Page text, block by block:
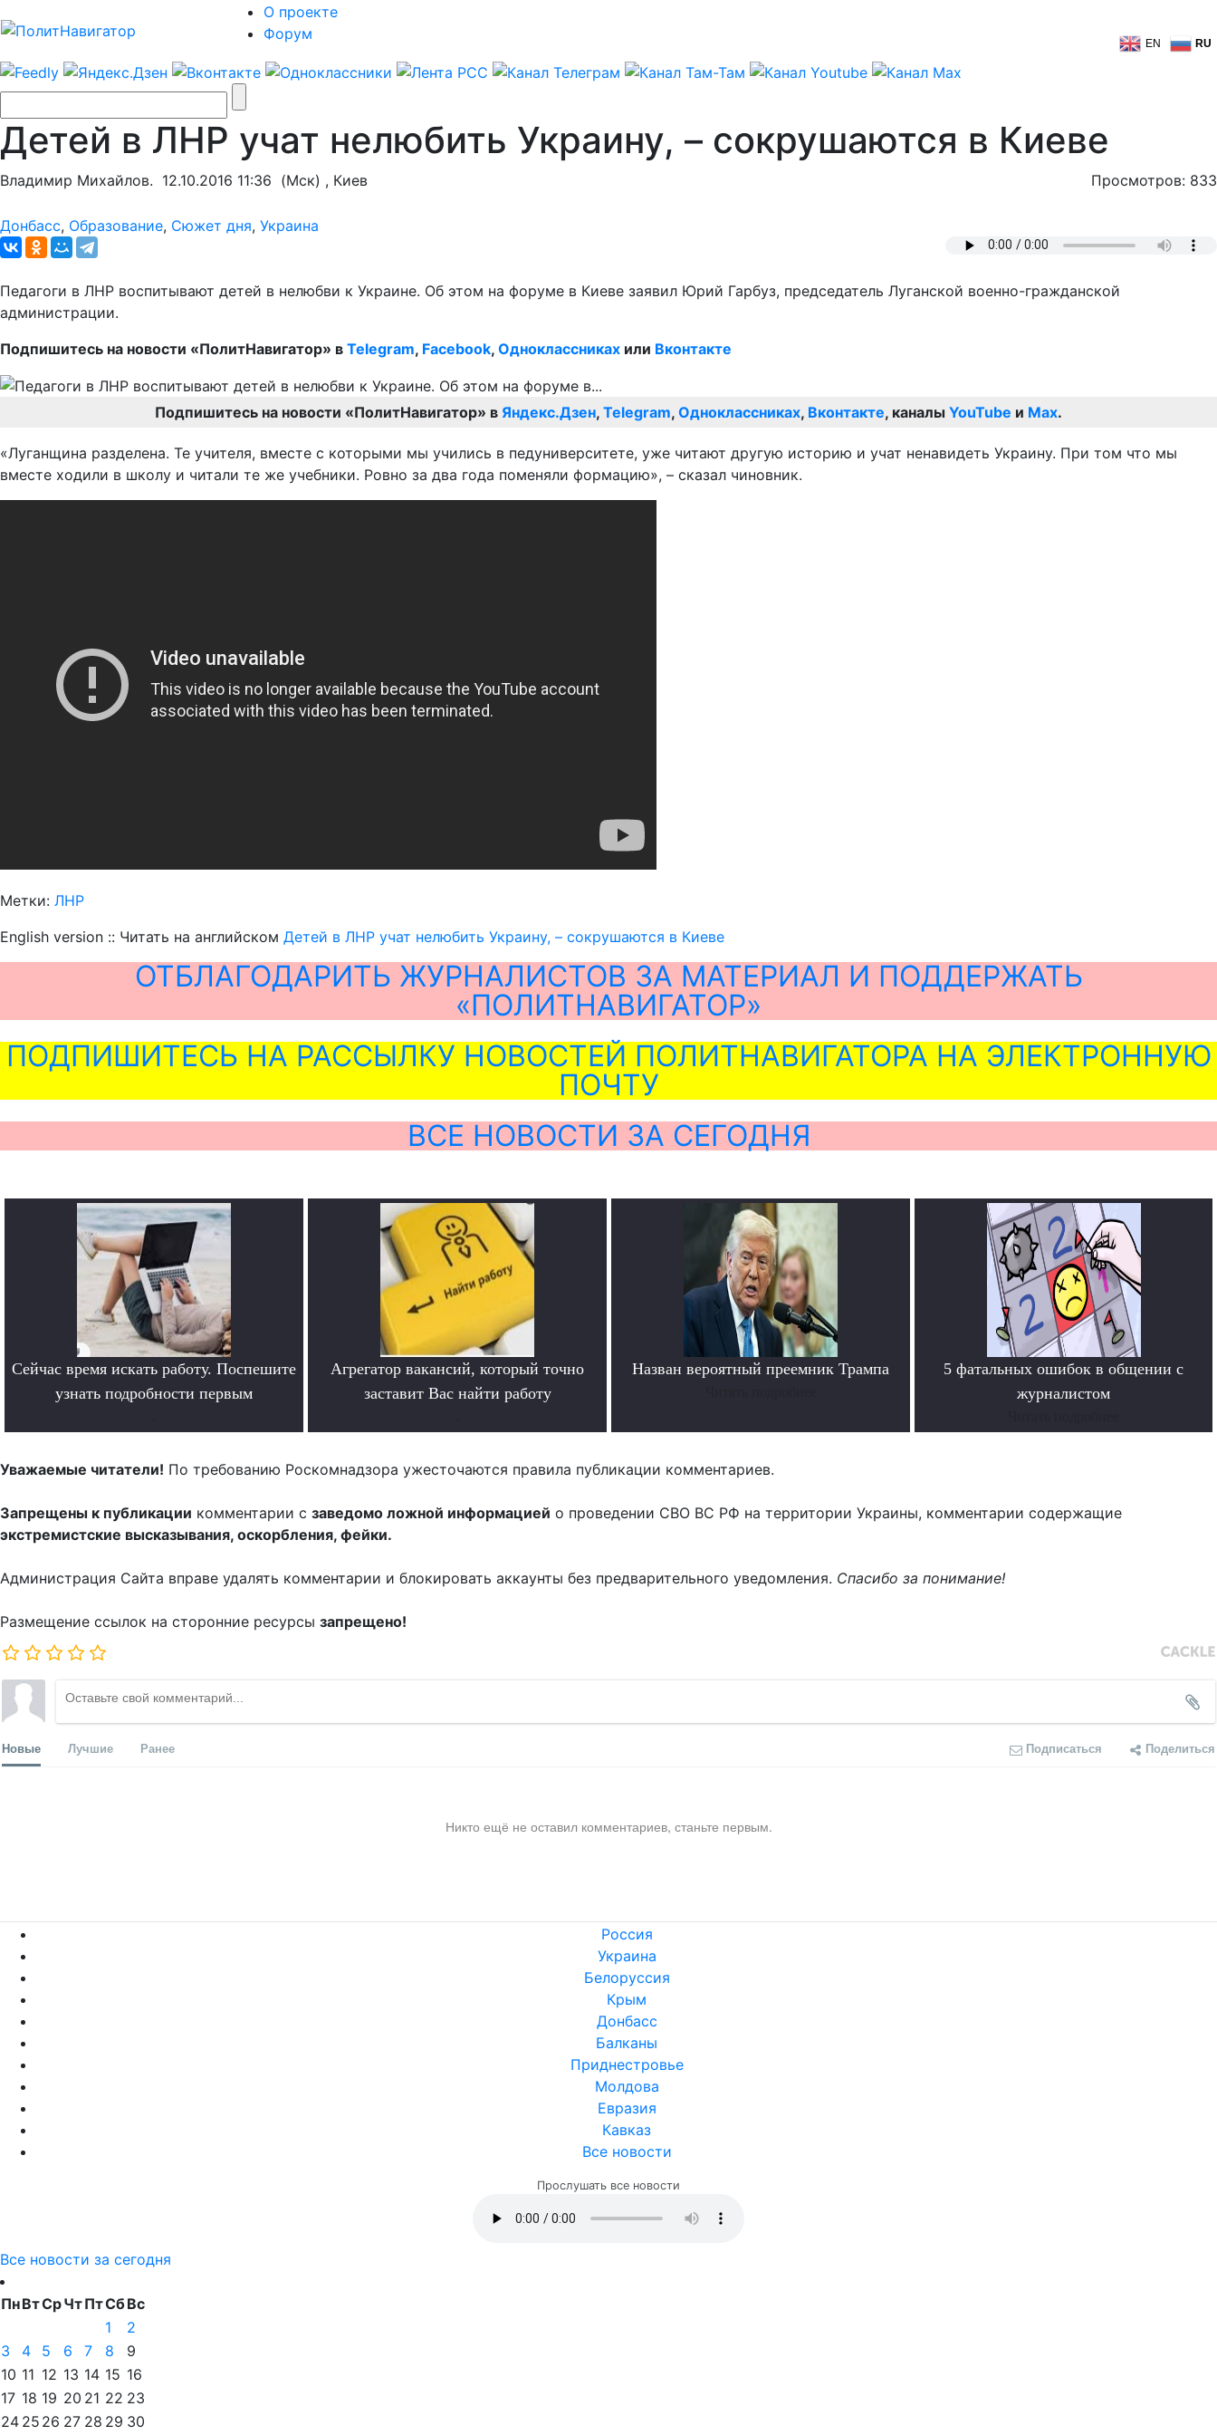
О проекте
Форум
EN RU
Детей в ЛНР учат нелюбить Украину, – сокрушаются в Киеве
Владимир Михайлов. 12.10.2016 11:36 (Мск) , Киев Просмотров: 833
Донбасс, Образование, Сюжет дня, Украина
Педагоги в ЛНР воспитывают детей в нелюбви к Украине. Об этом на форуме в Киеве заявил Юрий Гарбуз, председатель Луганской военно-гражданской
администрации.
Подпишитесь на новости «ПолитНавигатор» в Telegram, Facebook, Одноклассниках или Вконтакте
Подпишитесь на новости «ПолитНавигатор» в Яндекс.Дзен, Telegram, Одноклассниках, Вконтакте, каналы YouTube и Max.
«Луганщина разделена. Те учителя, вместе с которыми мы учились в педуниверситете, уже читают другую историю и учат ненавидеть Украину. При том что мы
вместе ходили в школу и читали те же учебники. Ровно за два года поменяли формацию», – сказал чиновник.
Метки: ЛНР
English version :: Читать на английском Детей в ЛНР учат нелюбить Украину, – сокрушаются в Киеве
ОТБЛАГОДАРИТЬ ЖУРНАЛИСТОВ ЗА МАТЕРИАЛ И ПОДДЕРЖАТЬ
«ПОЛИТНАВИГАТОР»
ПОДПИШИТЕСЬ НА РАССЫЛКУ НОВОСТЕЙ ПОЛИТНАВИГАТОРА НА ЭЛЕКТРОННУЮ
ПОЧТУ
ВСЕ НОВОСТИ ЗА СЕГОДНЯ
Сейчас время искать работу. Поспешите
узнать подробности первым
Агрегатор вакансий, который точно
заставит Вас найти работу
Назван вероятный преемник Трампа
5 фатальных ошибок в общении с
журналистом
Уважаемые читатели! По требованию Роскомнадзора ужесточаются правила публикации комментариев.
Запрещены к публикации комментарии с заведомо ложной информацией о проведении СВО ВС РФ на территории Украины, комментарии содержащие
экстремистские высказывания, оскорбления, фейки.
Администрация Сайта вправе удалять комментарии и блокировать аккаунты без предварительного уведомления. Спасибо за понимание!
Размещение ссылок на сторонние ресурсы запрещено!
Новые Лучшие Ранее Подписаться Поделиться
Никто ещё не оставил комментариев, станьте первым.
Россия
Украина
Белоруссия
Крым
Донбасс
Балканы
Приднестровье
Молдова
Евразия
Кавказ
Все новости
Прослушать все новости
Все новости за сегодня
ПнВтСрЧтПтСбВс
1
2
3
4 5 6 7 8
9
10 11 12 13 14 15 16
17 18 19 20 21 22 23
24 25 26 27 28 29 30